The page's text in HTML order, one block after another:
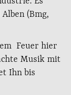
(Bmg,
Feuer hier
Musik mit
Ihn bis